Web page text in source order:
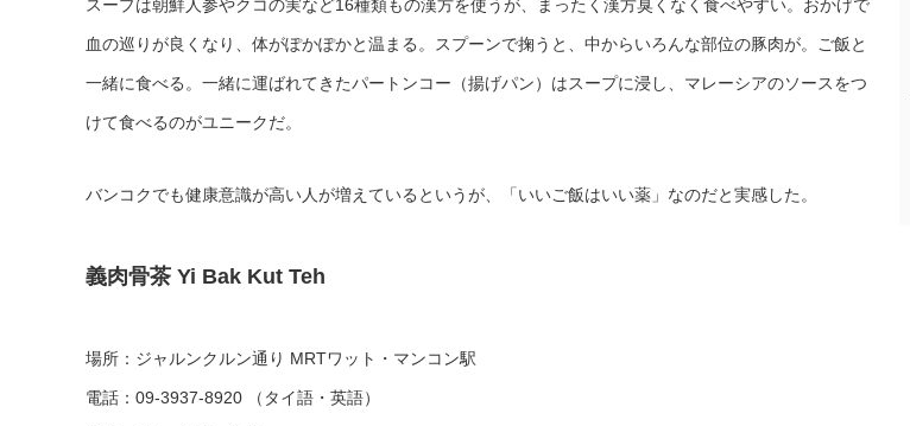
スープは朝鮮人参やクコの実など16種類もの漢方を使うが、まったく漢方臭くなく食べやすい。おかげで
血の巡りが良くなり、体がぽかぽかと温まる。スプーンで掬うと、中からいろんな部位の豚肉が。ご飯と
一緒に食べる。一緒に運ばれてきたパートンコー（揚げパン）はスープに浸し、マレーシアのソースをつ
けて食べるのがユニークだ。
バンコクでも健康意識が高い人が増えているというが、「いいご飯はいい薬」なのだと実感した。
義肉骨茶 Yi Bak Kut Teh
場所：ジャルンクルン通り MRTワット・マンコン駅
電話：09-3937-8920 （タイ語・英語）